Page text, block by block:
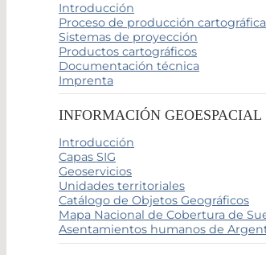
Introducción
Proceso de producción cartográfica
Sistemas de proyección
Productos cartográficos
Documentación técnica
Imprenta
INFORMACIÓN GEOESPACIAL
Introducción
Capas SIG
Geoservicios
Unidades territoriales
Catálogo de Objetos Geográficos
Mapa Nacional de Cobertura de
Asentamientos humanos de